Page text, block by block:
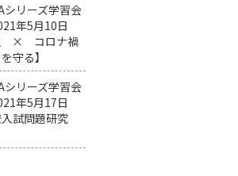
リーズ学習会
年5月10日
× コロナ禍
守る】
リーズ学習会
年5月17日
試問題研究